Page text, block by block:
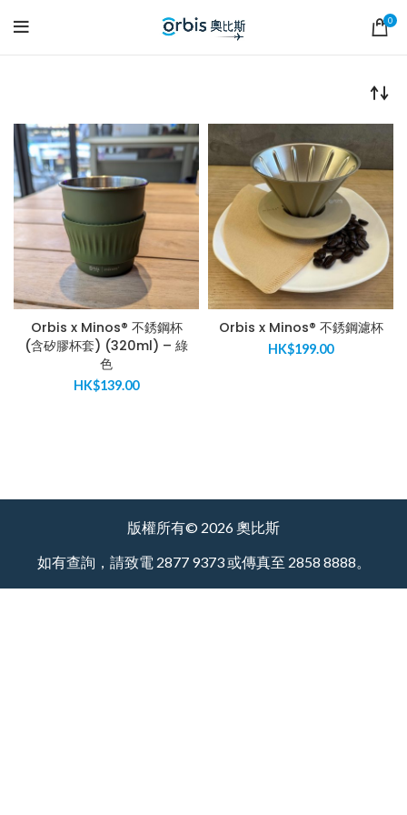
0
Orbis x Minos® 不銹鋼杯
(含矽膠杯套) (320ml) – 綠
色
HK$139.00
Orbis x Minos® 不銹鋼濾杯
HK$199.00
版權所有© 2026 奧比斯
如有查詢，請致電 2877 9373 或傳真至 2858 8888。